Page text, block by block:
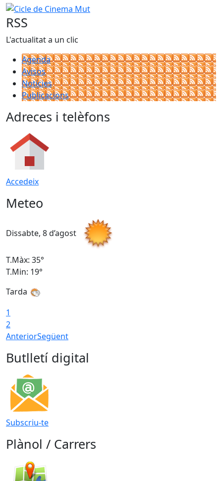
Cicle de Cinema Mut
RSS
L'actualitat a un clic
Agenda
Avisos
Notícies
Publicacions
Adreces i telèfons
Accedeix
Meteo
Dissabte, 8 d’agost
T.Màx: 35°
T.Min: 19°
Tarda
1
2
AnteriorSegüent
Butlletí digital
Subscriu-te
Plànol / Carrers